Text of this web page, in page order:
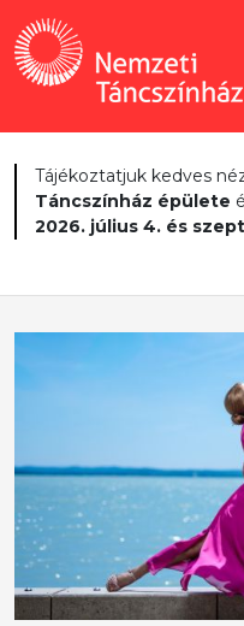
Tájékoztatjuk kedves
Táncszínház épülete
2026. július 4. és